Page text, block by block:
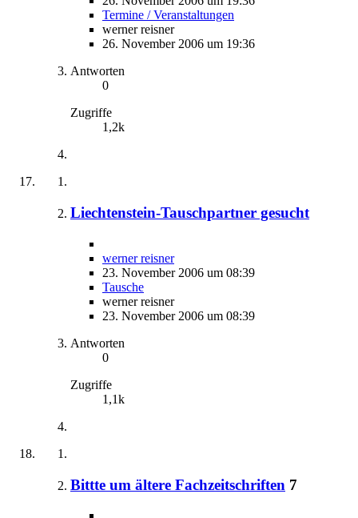
Termine / Veranstaltungen
werner reisner
26. November 2006 um 19:36
Antworten
0
Zugriffe
1,2k
Liechtenstein-Tauschpartner gesucht
werner reisner
23. November 2006 um 08:39
Tausche
werner reisner
23. November 2006 um 08:39
Antworten
0
Zugriffe
1,1k
Bittte um ältere Fachzeitschriften 7